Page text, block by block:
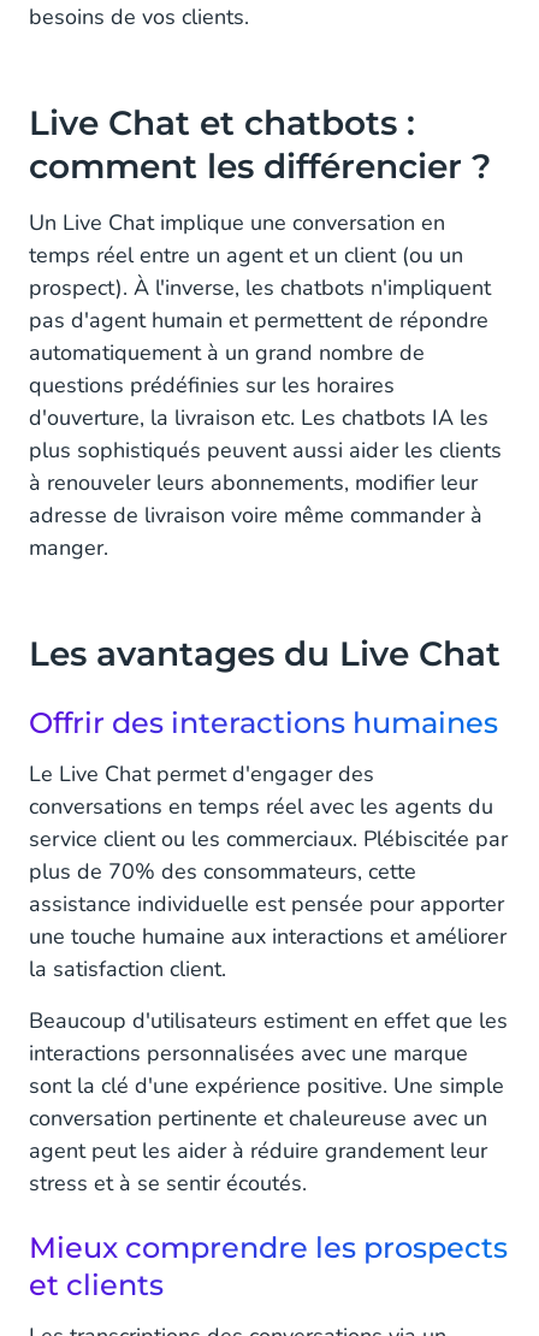
besoins de vos clients.
Live Chat et chatbots :
comment les différencier ?
Un Live Chat implique une conversation en
temps réel entre un agent et un client (ou un
prospect). À l'inverse, les chatbots n'impliquent
pas d'agent humain et permettent de répondre
automatiquement à un grand nombre de
questions prédéfinies sur les horaires
d'ouverture, la livraison etc. Les chatbots IA les
plus sophistiqués peuvent aussi aider les clients
à renouveler leurs abonnements, modifier leur
adresse de livraison voire même commander à
manger.
Les avantages du Live Chat
Offrir des interactions humaines
Le Live Chat permet d'engager des
conversations en temps réel avec les agents du
service client ou les commerciaux. Plébiscitée par
plus de 70% des consommateurs, cette
assistance individuelle est pensée pour apporter
une touche humaine aux interactions et améliorer
la satisfaction client.
Beaucoup d'utilisateurs estiment en effet que les
interactions personnalisées avec une marque
sont la clé d'une expérience positive. Une simple
conversation pertinente et chaleureuse avec un
agent peut les aider à réduire grandement leur
stress et à se sentir écoutés.
Mieux comprendre les prospects
et clients